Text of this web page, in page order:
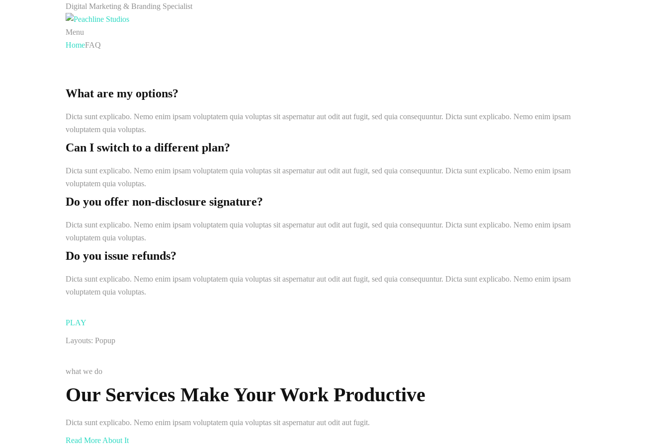
Digital Marketing & Branding Specialist
Menu
HomeFAQ
What are my options?
Dicta sunt explicabo. Nemo enim ipsam voluptatem quia voluptas sit aspernatur aut odit aut fugit, sed quia consequuntur. Dicta sunt explicabo. Nemo enim ipsam
voluptatem quia voluptas.
Can I switch to a different plan?
Dicta sunt explicabo. Nemo enim ipsam voluptatem quia voluptas sit aspernatur aut odit aut fugit, sed quia consequuntur. Dicta sunt explicabo. Nemo enim ipsam
voluptatem quia voluptas.
Do you offer non-disclosure signature?
Dicta sunt explicabo. Nemo enim ipsam voluptatem quia voluptas sit aspernatur aut odit aut fugit, sed quia consequuntur. Dicta sunt explicabo. Nemo enim ipsam
voluptatem quia voluptas.
Do you issue refunds?
Dicta sunt explicabo. Nemo enim ipsam voluptatem quia voluptas sit aspernatur aut odit aut fugit, sed quia consequuntur. Dicta sunt explicabo. Nemo enim ipsam
voluptatem quia voluptas.
PLAY
Layouts: Popup
what we do
Our Services Make Your Work Productive
Dicta sunt explicabo. Nemo enim ipsam voluptatem quia voluptas sit aspernatur aut odit aut fugit.
Read More About It